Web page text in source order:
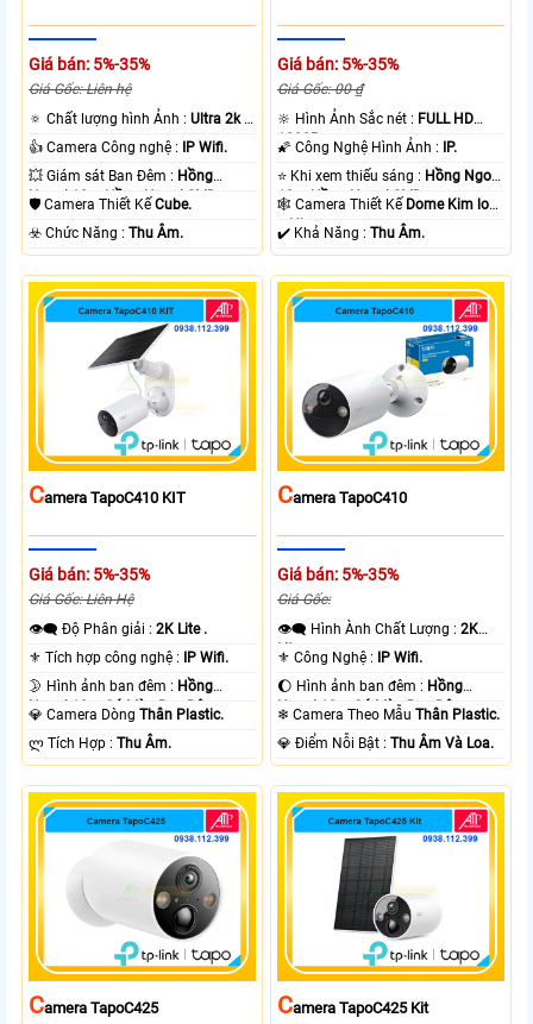
Giá bán: 5%-35%
Giá Gốc: Liên hệ
🔅 Chất lượng hình Ảnh :Ultra 2k +
.
👍 Camera Công nghệ : IP Wifi.
💥 Giám sát Ban Đêm : Hồng
Ngoại 10m Hồng Ngoại SMD.
🛡 Camera Thiết KếCube.
️☣️ Chức Năng :Thu Âm.
Giá bán: 5%-35%
Giá Gốc: 00 ₫
🔆 Hình Ảnh Sắc nét : FULL HD
1080P .
🌠 Công Nghệ Hình Ảnh : IP.
⭐ Khi xem thiếu sáng : Hồng Ngoại
10m Hồng Ngoại SMD.
🕸️ Camera Thiết Kế Dome Kim loại
+ Nhựa.
️✔️ Khả Năng :Thu Âm.
CAmera TapoC410 KIT
Giá bán: 5%-35%
Giá Gốc: Liên Hệ
👁️‍🗨 Độ Phân giải :2K Lite .
⚜️ Tích hợp công nghệ : IP Wifi.
🌛 Hình ảnh ban đêm : Hồng
Ngoại 10m Có Màu Ban Ðêm.
💎 Camera DòngThân Plastic.
️ლ Tích Hợp :Thu Âm.
CAmera TapoC410
Giá bán: 5%-35%
Giá Gốc:
👁️‍🗨 Hình Ành Chất Lượng :2K
Lite .
⚜️ Công Nghệ : IP Wifi.
🌔 Hình ảnh ban đêm : Hồng
Ngoại 10m Có Màu Ban Ðêm.
❄ Camera Theo MẫuThân Plastic.
️💎 Điểm Nỗi Bật :Thu Âm Và Loa.
CAmera TapoC425 CAmera TapoC425 Kit